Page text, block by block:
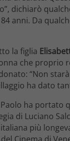
dichiarò
anni. Da
la figlia
che proprio
“Non
ha dato
ha portato
di Luciano
più